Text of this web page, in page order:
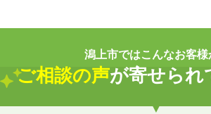
潟上市ではこんなお客様
ご相談の声が寄せられ